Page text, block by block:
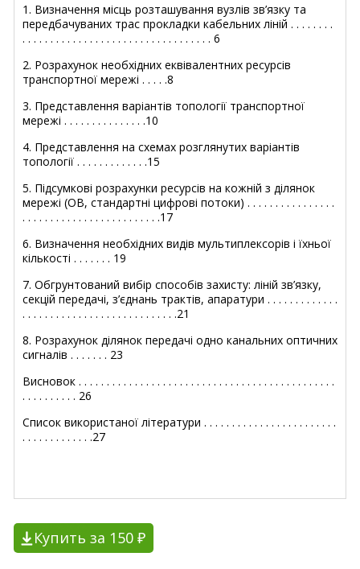
1. Визначення місць розташування вузлів зв’язку та
передбачуваних трас прокладки кабельних ліній . . . . . . . .
. . . . . . . . . . . . . . . . . . . . . . . . . . . . . . . . . . 6
2. Розрахунок необхідних еквівалентних ресурсів
транспортної мережі . . . . .8
3. Представлення варіантів топології транспортної
мережі . . . . . . . . . . . . . . .10
4. Представлення на схемах розглянутих варіантів
топології . . . . . . . . . . . . .15
5. Підсумкові розрахунки ресурсів на кожній з ділянок
мережі (ОВ, стандартні цифрові потоки) . . . . . . . . . . . . . . . .
. . . . . . . . . . . . . . . . . . . . . . . . .17
6. Визначення необхідних видів мультиплексорів і їхньої
кількості . . . . . . . 19
7. Обгрунтований вибір способів захисту: ліній зв’язку,
секцій передачі, з’єднань трактів, апаратури . . . . . . . . . . . . .
. . . . . . . . . . . . . . . . . . . . . . . . . . . .21
8. Розрахунок ділянок передачі одно канальних оптичних
сигналів . . . . . . . 23
Висновок . . . . . . . . . . . . . . . . . . . . . . . . . . . . . . . . . . . . . . . . . . . . . .
. . . . . . . . . . 26
Список використаної літератури . . . . . . . . . . . . . . . . . . . . . . . .
. . . . . . . . . . . . .27
Купить за 150 ₽